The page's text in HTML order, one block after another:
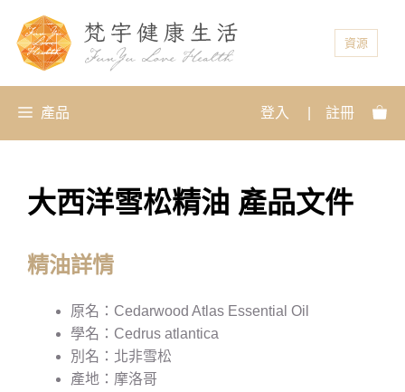
資源
產品 登入 註冊
大西洋雪松精油 產品文件
精油詳情
原名：Cedarwood Atlas Essential Oil
學名：Cedrus atlantica
別名：北非雪松
產地：摩洛哥